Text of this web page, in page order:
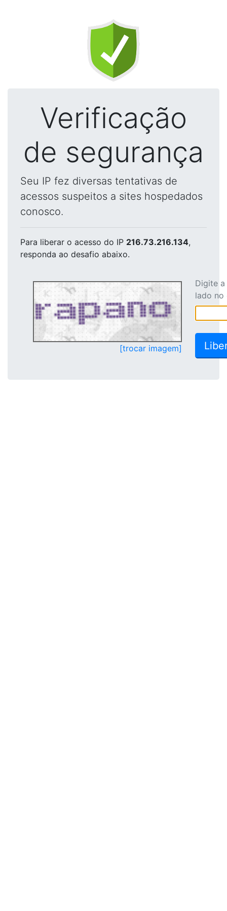
Verificação
de segurança
Seu IP fez diversas tentativas de
acessos suspeitos a sites hospedados
conosco.
Para liberar o acesso do IP 216.73.216.134,
responda ao desafio abaixo.
[trocar imagem]
Digite
lado no